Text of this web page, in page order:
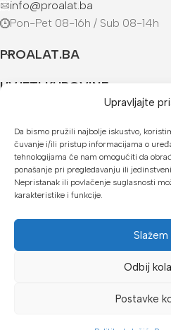
Upravljajte
Da bismo pružili najbolje iskustvo,
čuvanje i/ili pristup informacijama o
tehnologijama će nam omogućiti da
ponašanje pri pregledavanju ili
Nepristanak ili povlačenje suglasnosti
karakteristike i funkcije.
Slažem
Odbij
Postavke
info@proalat.ba
Pon-Pet 08-16h / Sub 08-14h
PROALAT.BA
UVJETI KUPOVINE
U našoj web trgovini možete
Kreditnim karticama
Općom uplatnicom,
Gotovinom prilikom preuzimanja
Mikrofin do 18 rata
Copyright ©